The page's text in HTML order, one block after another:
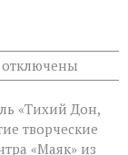
к
творческие
отключены
«Тихий Дон,
творческие
«Маяк» из